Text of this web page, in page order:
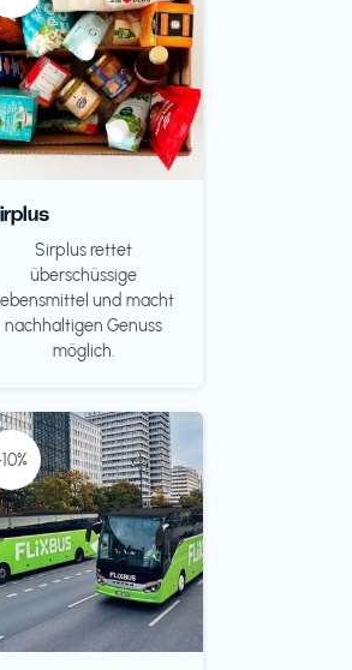
Sirplus rettet
überschüssige
und macht
nachhaltigen Genuss
möglich.